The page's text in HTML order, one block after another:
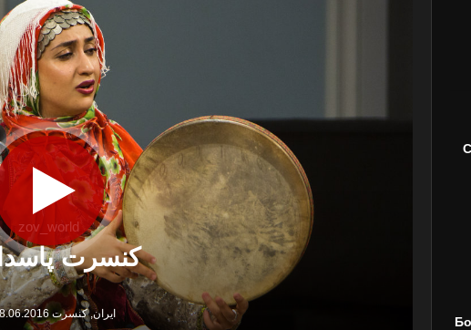
zov_world
کنسرت
ایران کنسرت